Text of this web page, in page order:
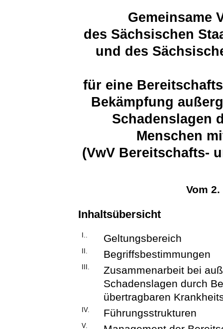
Gemeinsame
des Sächsischen
und des
für eine
Bekämpfung
Schadenslagen
Menschen
(VwV Bereitschafts-
Vom
Inhaltsübersicht
I.. Geltungsbereich
II. Begriffsbestimmungen
III.
Zusammenarbeit bei
Schadenslagen durch
übertragbaren
IV. Führungsstrukturen
V.